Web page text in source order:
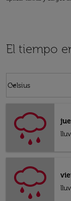
El tiempo
Celsius
keyboard_arrow_down